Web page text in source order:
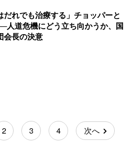
だれでも治療する」チョッパーと
人道危機にどう立ち向かうか、国
会長の決意
2 3 4 次へ